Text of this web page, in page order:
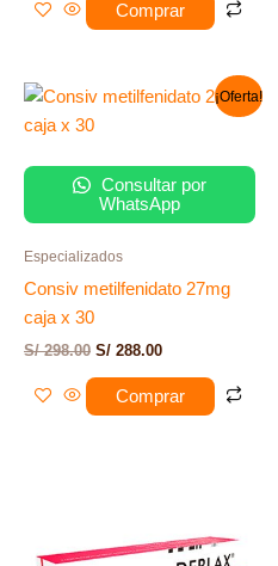
Comprar
¡Oferta!
Consultar por
WhatsApp
Especializados
Consiv metilfenidato 27mg
caja x 30
S/298.00
El
S/ 288.00
El
Comprar